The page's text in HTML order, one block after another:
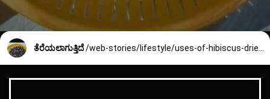
ತೆರೆಯಲಾಗುತ್ತಿದೆ